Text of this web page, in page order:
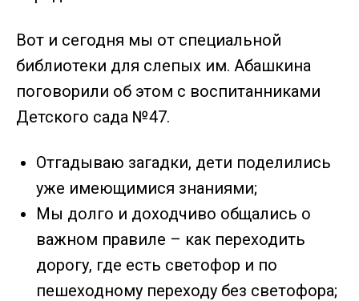
Вот и сегодня мы от специальной
библиотеки для слепых им. Абашкина
поговорили об этом с воспитанниками
Детского сада №47.
Отгадываю загадки, дети поделились
уже имеющимися знаниями;
Мы долго и доходчиво общались о
важном правиле – как переходить
дорогу, где есть светофор и по
пешеходному переходу без светофора;